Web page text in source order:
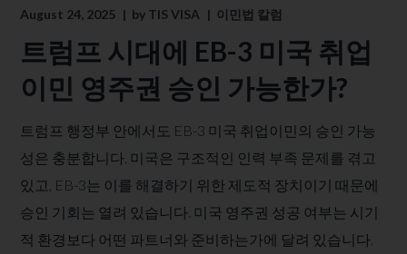
August 24, 2025 by TIS VISA 이민법 칼럼
트럼프 시대에 EB-3 미국 취업
이민 영주권 승인 가능한가?
트럼프 행정부 안에서도 EB-3 미국 취업이민의 승인 가능
성은 충분합니다. 미국은 구조적인 인력 부족 문제를 겪고
있고, EB-3는 이를 해결하기 위한 제도적 장치이기 때문에
승인 기회는 열려 있습니다. 미국 영주권 성공 여부는 시기
적 환경보다 어떤 파트너와 준비하는가에 달려 있습니다.